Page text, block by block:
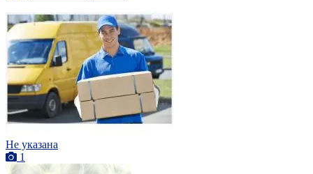
Не указана
1